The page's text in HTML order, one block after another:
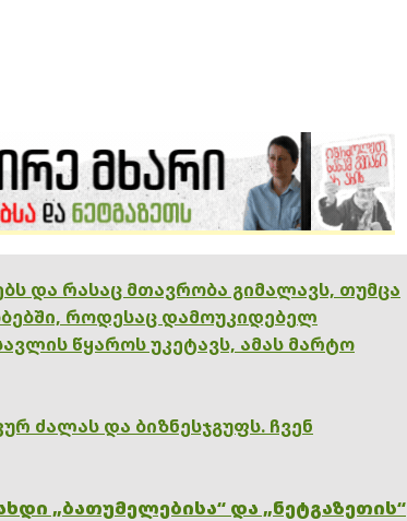
და რასაც მთავრობა გიმალავს, თუმცა
როდესაც დამოუკიდებელ
წყაროს უკეტავს, ამას მარტო
ძალას და ბიზნესჯგუფს. ჩვენ
„ბათუმელებისა“ და „ნეტგაზეთის“